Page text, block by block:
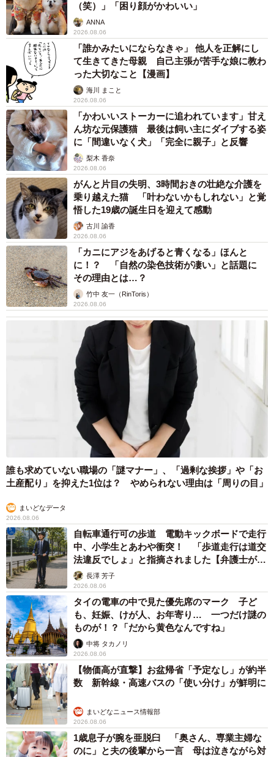
（笑）」「困り顔がかわいい」
ANNA
2026.08.06
「誰かみたいにならなきゃ」 他人を正解にし
て生きてきた母親 自己主張が苦手な娘に教わ
った大切なこと【漫画】
海川 まこと
2026.08.06
「かわいいストーカーに追われています」甘え
ん坊な元保護猫 最後は飼い主にダイブする姿
に「間違いなく犬」「完全に親子」と反響
梨木 香奈
2026.08.06
がんと片目の失明、3時間おきの壮絶な介護を
乗り越えた猫 「叶わないかもしれない」と覚
悟した19歳の誕生日を迎えて感動
古川 諭香
2026.08.06
「カニにアジをあげると青くなる」ほんと
に！？ 「自然の染色技術が凄い」と話題に
その理由とは…？
竹中 友一（RinToris）
2026.08.06
誰も求めていない職場の「謎マナー」、「過剰な挨拶」や「お
土産配り」を抑えた1位は？ やめられない理由は「周りの目」
まいどなデータ
2026.08.06
自転車通行可の歩道 電動キックボードで走行
中、小学生とあわや衝突！ 「歩道走行は道交
法違反でしょ」と指摘されました【弁護士が解
説】長澤 芳子
2026.08.06
タイの電車の中で見た優先席のマーク 子ど
も、妊娠、けが人、お年寄り… 一つだけ謎の
ものが！？「だから黄色なんですね」
中将 タカノリ
2026.08.06
【物価高が直撃】お盆帰省「予定なし」が約半
数 新幹線・高速バスの「使い分け」が鮮明に
まいどなニュース情報部
2026.08.06
1歳息子が腕を亜脱臼 「奥さん、専業主婦な
のに」と夫の後輩から一言 母は泣きながら対